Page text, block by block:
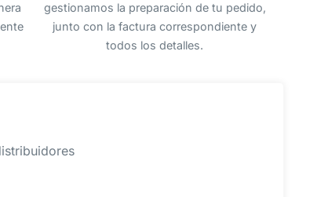
gestionamos la preparación de tu pedido,
junto con la factura correspondiente y
todos los detalles.